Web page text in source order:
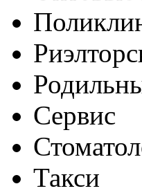
Сервис
Такси